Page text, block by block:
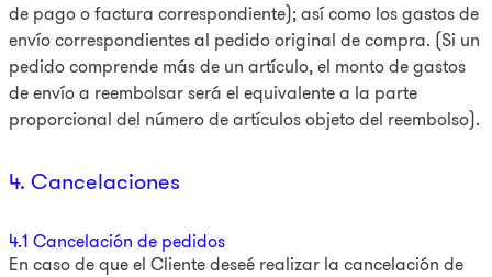
de pago o factura correspondiente); así como los gastos de
envío correspondientes al pedido original de compra. (Si un
pedido comprende más de un artículo, el monto de gastos
de envío a reembolsar será el equivalente a la parte
proporcional del número de artículos objeto del reembolso).
4. Cancelaciones
4.1 Cancelación de pedidos
En caso de que el Cliente deseé realizar la cancelación de